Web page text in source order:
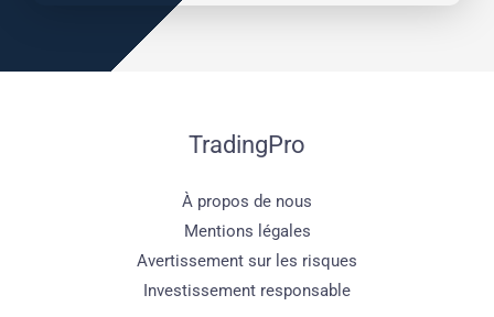
TradingPro
À propos de nous
Mentions légales
Avertissement sur les risques
Investissement responsable